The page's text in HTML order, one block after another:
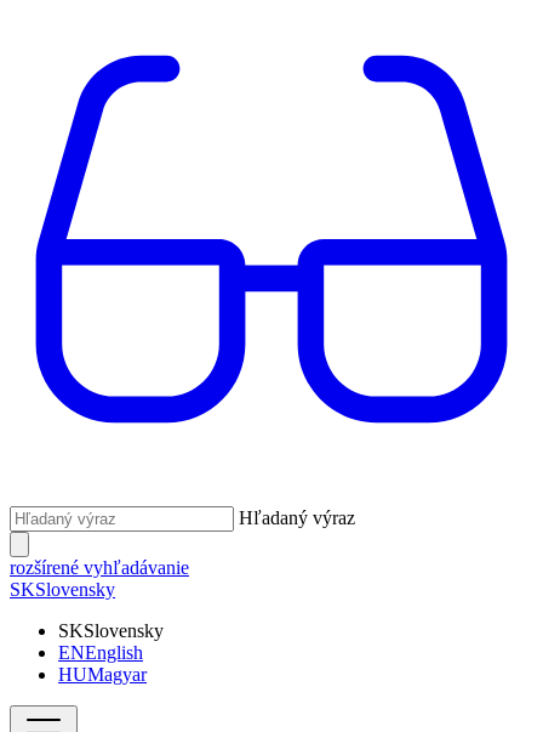
Hľadaný výraz
rozšírené vyhľadávanie
SKSlovensky
SKSlovensky
ENEnglish
HUMagyar